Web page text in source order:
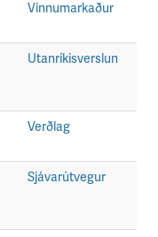
Vinnumarkaður
Utanríkisverslun
Verðlag
Sjávarútvegur